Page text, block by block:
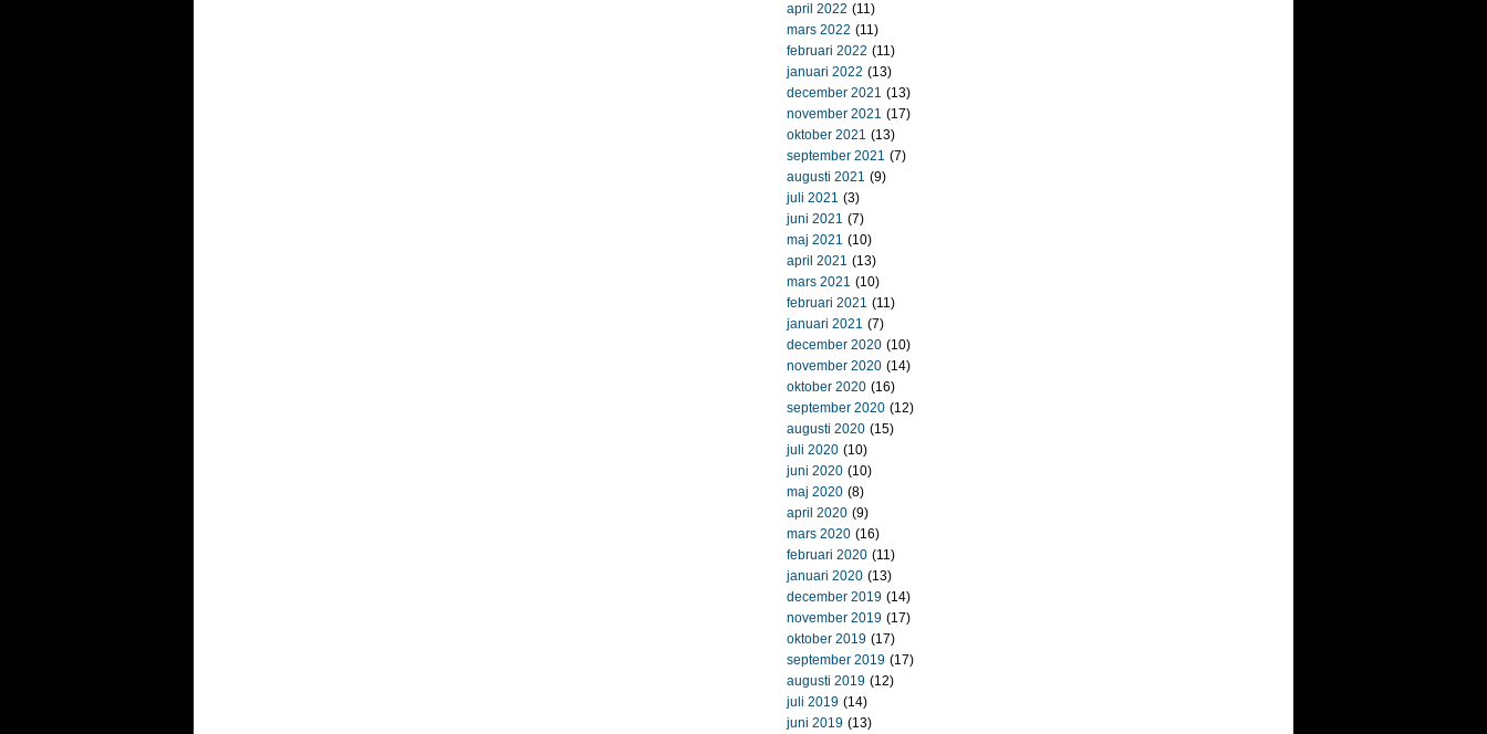
april 2022 (11)
mars 2022 (11)
februari 2022 (11)
januari 2022 (13)
december 2021 (13)
november 2021 (17)
oktober 2021 (13)
september 2021 (7)
augusti 2021 (9)
juli 2021 (3)
juni 2021 (7)
maj 2021 (10)
april 2021 (13)
mars 2021 (10)
februari 2021 (11)
januari 2021 (7)
december 2020 (10)
november 2020 (14)
oktober 2020 (16)
september 2020 (12)
augusti 2020 (15)
juli 2020 (10)
juni 2020 (10)
maj 2020 (8)
april 2020 (9)
mars 2020 (16)
februari 2020 (11)
januari 2020 (13)
december 2019 (14)
november 2019 (17)
oktober 2019 (17)
september 2019 (17)
augusti 2019 (12)
juli 2019 (14)
juni 2019 (13)